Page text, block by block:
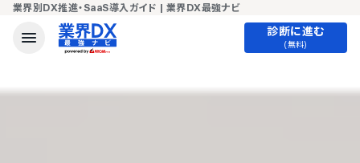
業界別DX推進・SaaS導入ガイド | 業界DX最強ナビ
診断に進む
(無料)